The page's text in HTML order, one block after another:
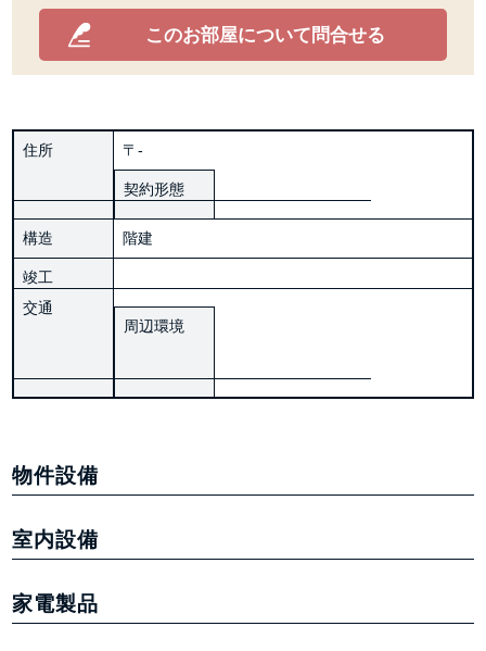
このお部屋について問合せる
住所 〒-
契約形態
構造 階建
竣工
交通
周辺環境
物件設備
室内設備
家電製品